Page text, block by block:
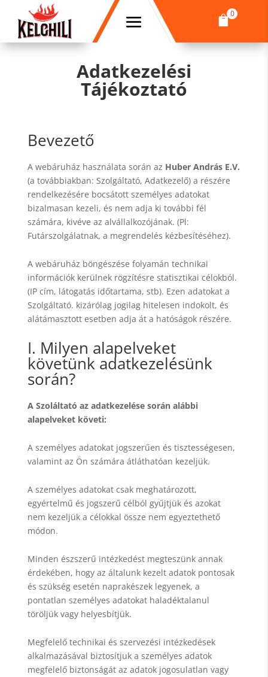
0

Adatkezelési
Tájékoztató
Bevezető
A webáruház használata során az Huber András E.V.
(a továbbiakban: Szolgáltató, Adatkezelő) a részére
rendelkezésére bocsátott személyes adatokat
bizalmasan kezeli, és nem adja ki további fél
számára, kivéve az alvállalkozójának. (Pl:
Futárszolgálatnak, a megrendelés kézbesítéséhez).
A webáruház böngészése folyamán technikai
információk kerülnek rögzítésre statisztikai célokból.
(IP cím, látogatás időtartama, stb). Ezen adatokat a
Szolgáltató. kizárólag jogilag hitelesen indokolt, és
alátámasztott esetben adja át a hatóságok részére.
I. Milyen alapelveket
követünk adatkezelésünk
során?
A Szoláltató az adatkezelése során alábbi
alapelveket követi:
A személyes adatokat jogszerűen és tisztességesen,
valamint az Ön számára átláthatóan kezeljük.
A személyes adatokat csak meghatározott,
egyértelmű és jogszerű célból gyűjtjük és azokat
nem kezeljük a célokkal össze nem egyeztethető
módon.
Minden észszerű intézkedést megteszünk annak
érdekében, hogy az általunk kezelt adatok pontosak
és szükség esetén naprakészek legyenek, a
pontatlan személyes adatokat haladéktalanul
töröljük vagy helyesbítjük.
Megfelelő technikai és szervezési intézkedések
alkalmazásával biztosítjuk a személyes adatok
megfelelő biztonságát az adatok jogosulatlan vagy